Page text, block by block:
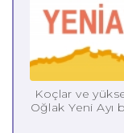
Koçlar ve
Oğlak Yeni